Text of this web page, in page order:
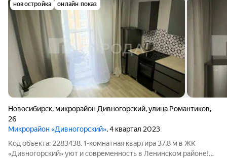
новостройка онлайн показ
Новосибирск, микрорайон Дивногорский,улица Романтиков,
26
Микрорайон «Дивногорский», 4 квартал 2023
Код объекта: 2283438. 1-комнатная квартира 37,8 м в ЖК
«Дивногорский» уют и современность в Ленинском районе!